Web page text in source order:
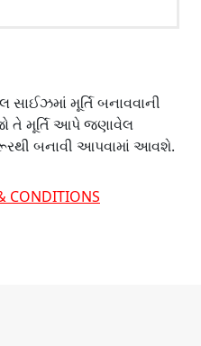
મૂર્તિ બનાવવાની
તે મૂર્તિ આપે જણાવેલ
બનાવી આપવામાં આવશે.
CONDITIONS